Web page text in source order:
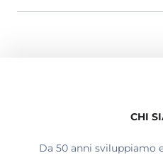
CHI
Da 50 anni sviluppiamo